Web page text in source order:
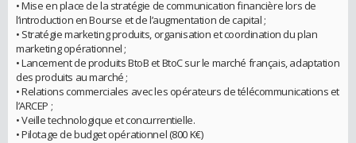
• Mise en place de la stratégie de communication financière lors de
l’introduction en Bourse et de l’augmentation de capital ;
• Stratégie marketing produits, organisation et coordination du plan
marketing opérationnel ;
• Lancement de produits BtoB et BtoC sur le marché français, adaptation
des produits au marché ;
• Relations commerciales avec les opérateurs de télécommunications et
l’ARCEP ;
• Veille technologique et concurrentielle.
• Pilotage de budget opérationnel (800 K€)